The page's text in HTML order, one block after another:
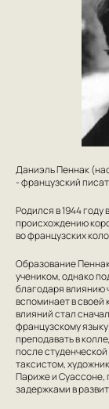
Даниэль Пеннак
- французский
Родился в 1944
происхождению
во французских
Образование
учеником, однако
благодаря влиянию
вспоминает в своей
влияний стал
французскому
преподавать в
после
таксистом,
Париже и Суассоне,
задержками в